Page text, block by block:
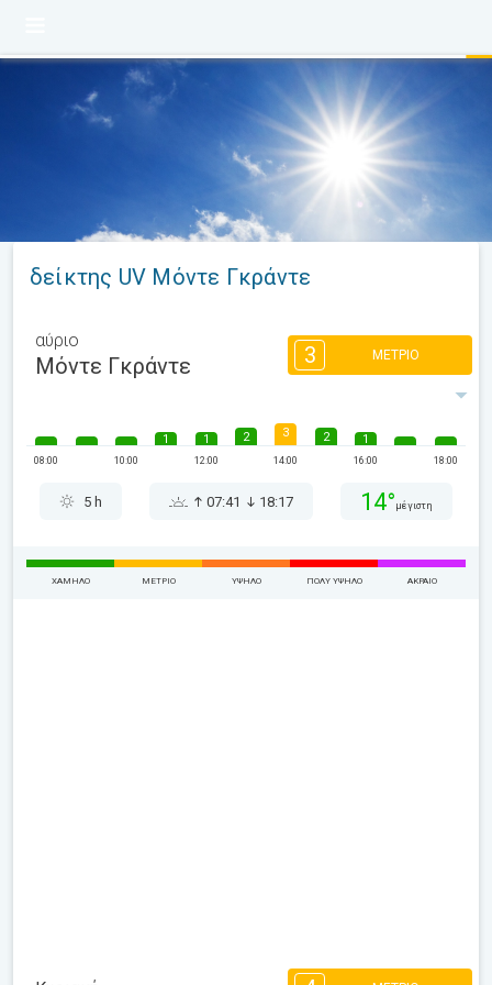
δείκτης UV Μόντε Γκράντε
αύριο
Μόντε Γκράντε 3 ΜΈΤΡΙΟ
08:00 10:00
1 1
12:00
2 3
14:00
2 1
16:00 18:00
5 h 07:41 18:17 14° μέγιστη
ΧΑΜΗΛΌ ΜΈΤΡΙΟ ΥΨΗΛΌ ΠΟΛΎ ΥΨΗΛΌ ΑΚΡΑΊΟ